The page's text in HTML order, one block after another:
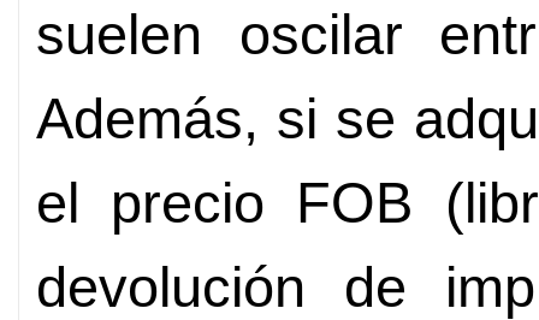
suelen oscilar
Además, si se
el precio FOB
devolución de